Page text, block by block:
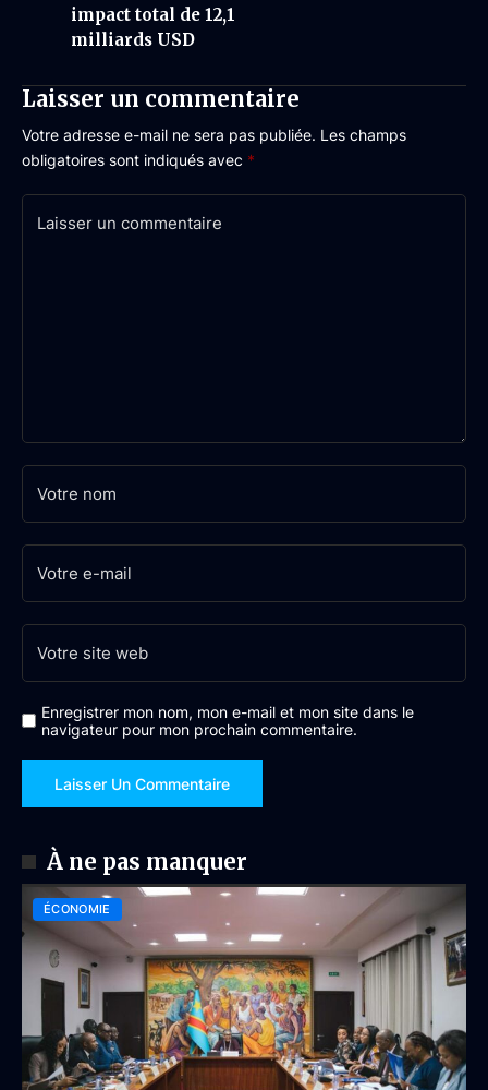
impact total de 12,1
milliards USD
Laisser un commentaire
Votre adresse e-mail ne sera pas publiée. Les champs
obligatoires sont indiqués avec *
Enregistrer mon nom, mon e-mail et mon site dans le
navigateur pour mon prochain commentaire.
À ne pas manquer
ÉCONOMIE